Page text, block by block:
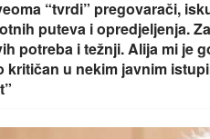
“tvrdi” pregovarači,
puteva i opredjeljenja.
potreba i težnji. Alija mi je
kritičan u nekim javnim